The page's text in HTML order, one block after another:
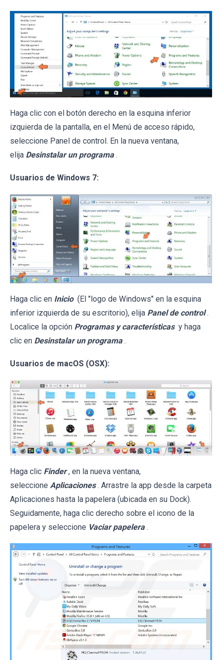
Haga clic con el botón derecho en la esquina inferior
izquierda de la pantalla, en el Menú de acceso rápido,
seleccione Panel de control. En la nueva ventana,
elija Desinstalar un programa .
Usuarios de Windows 7:
Haga clic en Inicio (El "logo de Windows" en la esquina
inferior izquierda de su escritorio), elija Panel de control .
Localice la opción Programas y características y haga
clic en Desinstalar un programa .
Usuarios de macOS (OSX):
Haga clic Finder , en la nueva ventana,
seleccione Aplicaciones . Arrastre la app desde la carpeta
Aplicaciones hasta la papelera (ubicada en su Dock).
Seguidamente, haga clic derecho sobre el icono de la
papelera y seleccione Vaciar papelera .